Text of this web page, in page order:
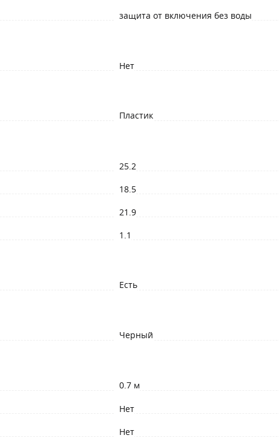
защита от включения без воды
Нет
Пластик
25.2
18.5
21.9
1.1
Есть
Черный
0.7 м
Нет
Нет